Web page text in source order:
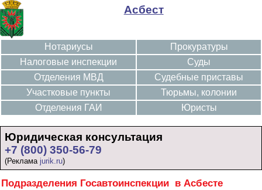
Асбест
Нотариусы
Налоговые инспекции
Отделения МВД
Участковые пункты
Отделения ГАИ
Прокуратуры
Суды
Судебные приставы
Тюрьмы, колонии
Юристы
Юридическая консультация
+7 (800) 350-56-79
(Реклама jurik.ru)
Подразделения Госавтоинспекции в Асбесте